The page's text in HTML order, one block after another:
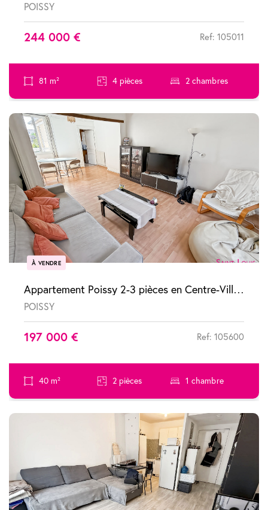
POISSY
244 000 € Ref: 105011
81 m² 4 pièces 2 chambres
À VENDRE
Appartement Poissy 2-3 pièces en Centre-Ville de POISSY
POISSY
197 000 € Ref: 105600
40 m² 2 pièces 1 chambre